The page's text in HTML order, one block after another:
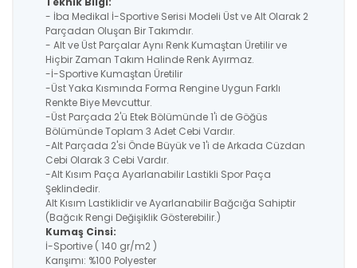
- İba Medikal İ-Sportive Serisi Modeli Üst ve Alt Olarak 2
Parçadan Oluşan Bir Takımdır.
- Alt ve Üst Parçalar Aynı Renk Kumaştan Üretilir ve
Hiçbir Zaman Takım Halinde Renk Ayırmaz.
-İ-Sportive Kumaştan Üretilir
-Üst Yaka Kısmında Forma Rengine Uygun Farklı
Renkte Biye Mevcuttur.
-Üst Parçada 2'ü Etek Bölümünde 1'i de Göğüs
Bölümünde Toplam 3 Adet Cebi Vardır.
-Alt Parçada 2'si Önde Büyük ve 1'i de Arkada Cüzdan
Cebi Olarak 3 Cebi Vardır.
-Alt Kısım Paça Ayarlanabilir Lastikli Spor Paça
Şeklindedir.
Alt Kısım Lastiklidir ve Ayarlanabilir Bağcığa Sahiptir
(Bağcık Rengi Değişiklik Gösterebilir.)
Kumaş Cinsi:
İ-Sportive ( 140 gr/m2 )
Karışımı: %100 Polyester